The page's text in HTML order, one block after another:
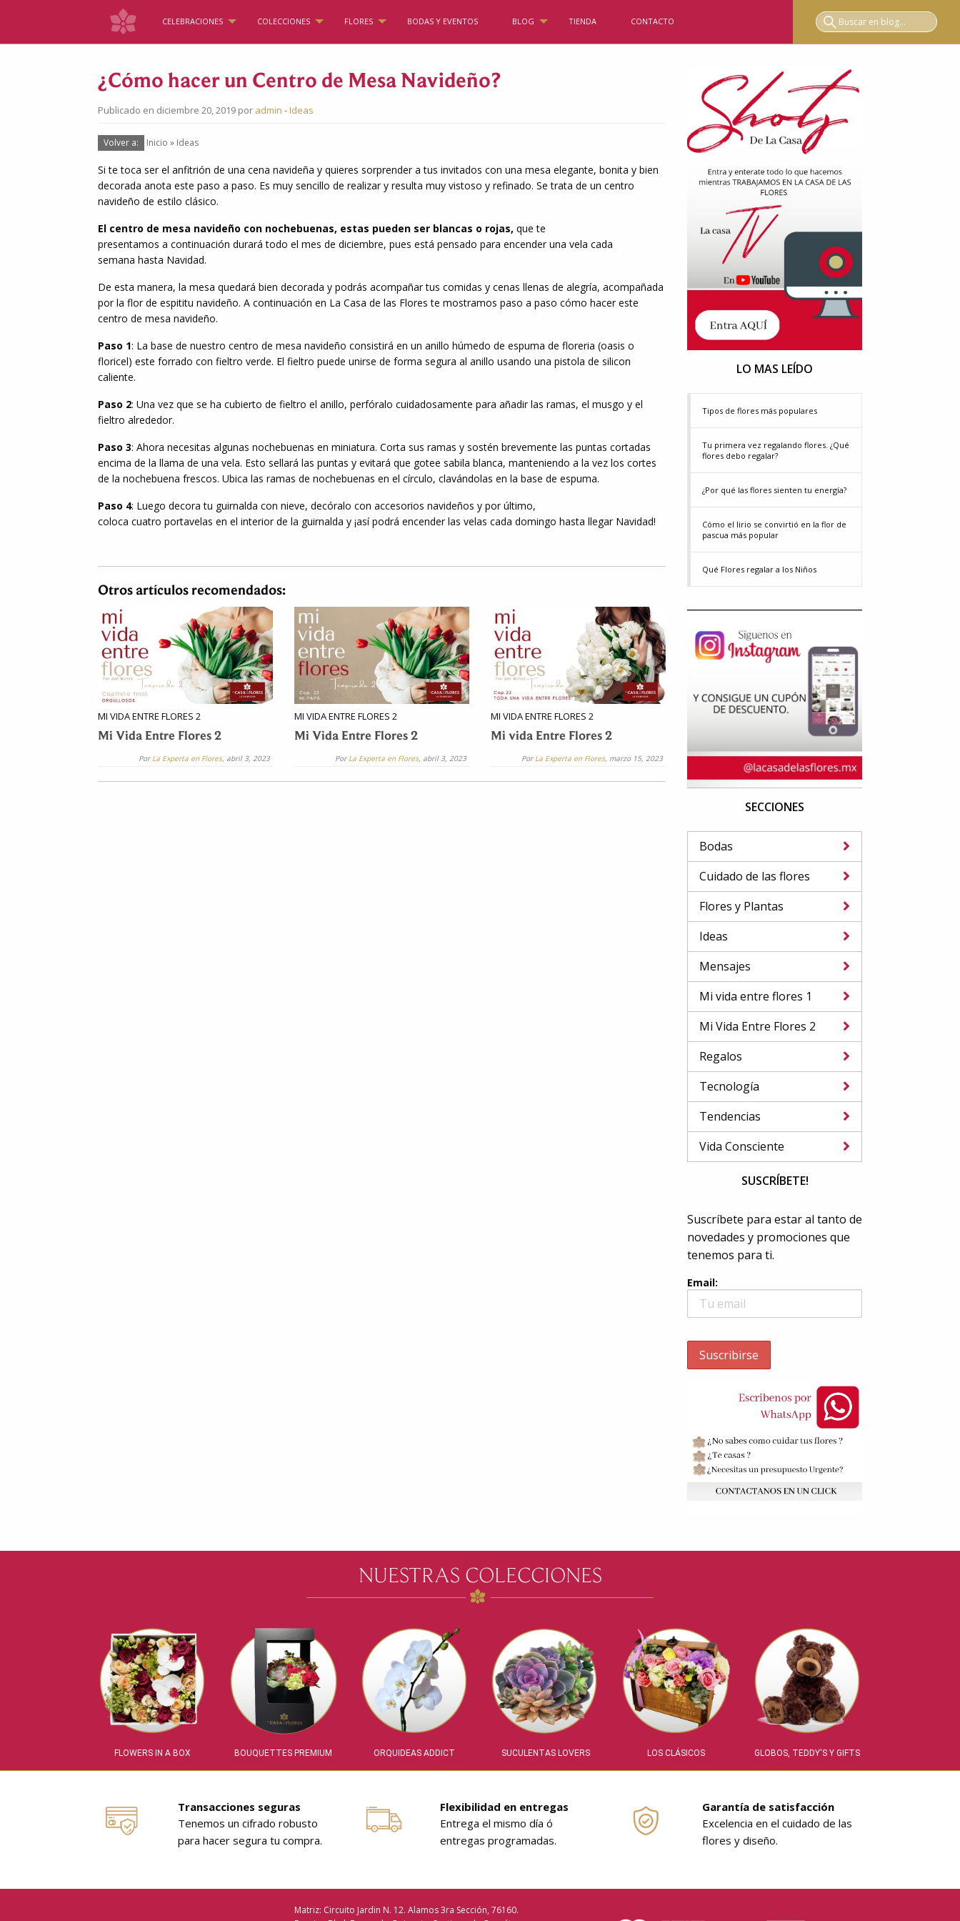
CELEBRACIONES COLECCIONES FLORES BODAS Y EVENTOS BLOG TIENDA CONTACTO
¿Cómo hacer un Centro de Mesa Navideño?
Publicado en diciembre 20, 2019 por admin -Ideas
Volver a: Inicio » Ideas
Si te toca ser el anfitrión de una cena navideña y quieres sorprender a tus invitados con una mesa elegante, bonita y bien
decorada anota este paso a paso. Es muy sencillo de realizar y resulta muy vistoso y refinado. Se trata de un centro
navideño de estilo clásico.
El centro de mesa navideño con nochebuenas, estas pueden ser blancas o rojas, que te
presentamos a continuación durará todo el mes de diciembre, pues está pensado para encender una vela cada
semana hasta Navidad.
De esta manera, la mesa quedará bien decorada y podrás acompañar tus comidas y cenas llenas de alegría, acompañada
por la flor de espititu navideño. A continuación en La Casa de las Flores te mostramos paso a paso cómo hacer este
centro de mesa navideño.
Paso 1: La base de nuestro centro de mesa navideño consistirá en un anillo húmedo de espuma de floreria (oasis o
floricel) este forrado con fieltro verde. El fieltro puede unirse de forma segura al anillo usando una pistola de silicon
caliente.
Paso 2: Una vez que se ha cubierto de fieltro el anillo, perfóralo cuidadosamente para añadir las ramas, el musgo y el
fieltro alrededor.
Paso 3: Ahora necesitas algunas nochebuenas en miniatura. Corta sus ramas y sostén brevemente las puntas cortadas
encima de la llama de una vela. Esto sellará las puntas y evitará que gotee sabila blanca, manteniendo a la vez los cortes
de la nochebuena frescos. Ubica las ramas de nochebuenas en el círculo, clavándolas en la base de espuma.
Paso 4: Luego decora tu guirnalda con nieve, decóralo con accesorios navideños y por último,
coloca cuatro portavelas en el interior de la guirnalda y ¡así podrá encender las velas cada domingo hasta llegar Navidad!
Otros artículos recomendados:
MI VIDA ENTRE FLORES 2
Mi Vida Entre Flores 2
Por La Experta en Flores, abril 3, 2023
MI VIDA ENTRE FLORES 2
Mi Vida Entre Flores 2
Por La Experta en Flores, abril 3, 2023
MI VIDA ENTRE FLORES 2
Mi vida Entre Flores 2
Por La Experta en Flores, marzo 15, 2023
LO MAS LEÍDO
Tipos de flores más populares
Tu primera vez regalando flores. ¿Qué
flores debo regalar?
¿Por qué las flores sienten tu energía?
Cómo el lirio se convirtió en la flor de
pascua más popular
Qué Flores regalar a los Niños
SECCIONES
Bodas
Cuidado de las flores
Flores y Plantas
Ideas
Mensajes
Mi vida entre flores 1
Mi Vida Entre Flores 2
Regalos
Tecnología
Tendencias
Vida Consciente
SUSCRÍBETE!
Suscríbete para estar al tanto de
novedades y promociones que
tenemos para ti.
Email:
NUESTRAS COLECCIONES
FLOWERS IN A BOX BOUQUETTES PREMIUM ORQUIDEAS ADDICT SUCULENTAS LOVERS LOS CLÁSICOS GLOBOS, TEDDY'S Y GIFTS
Transacciones seguras
Tenemos un cifrado robusto
para hacer segura tu compra.
Flexibilidad en entregas
Entrega el mismo día ó
entregas programadas.
Garantía de satisfacción
Excelencia en el cuidado de las
flores y diseño.
Matriz: Circuito Jardin N. 12. Alamos 3ra Sección, 76160.